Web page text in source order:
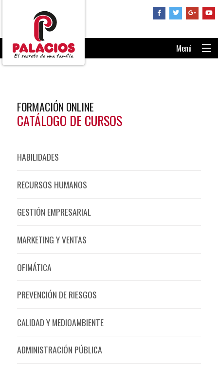
Menú
RECUPERAR CONTRASEÑA
CATÁLOGO DE CURSOS
FORMACIÓN ONLINE
HABILIDADES
RECURSOS HUMANOS
GESTIÓN EMPRESARIAL
MARKETING Y VENTAS
OFIMÁTICA
PREVENCIÓN DE RIESGOS
CALIDAD Y MEDIOAMBIENTE
ADMINISTRACIÓN PÚBLICA